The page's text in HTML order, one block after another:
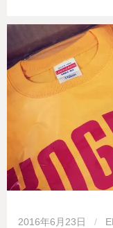
2016年6月23日 /